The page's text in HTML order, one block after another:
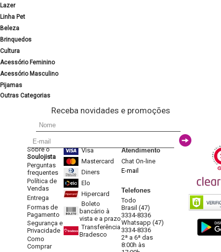
Lazer
Linha Pet
Beleza
Brinquedos
Cultura
Acessório Feminino
Acessório Masculino
Pijamas
Outras Categorias
Receba novidades e promoções
Sobre o
Soulojista
Perguntas
frequentes
Política de
Vendas
Entrega
Formas de
Pagamento
Segurança e
Privacidade
Como
Comprar
Visa
Mastercard
Diners
Elo
Hipercard
Boleto
bancário à
vista e a prazo
Transferência
Bradesco
Atendimento
Chat On-line
E-mail
Telefones
Todo
Brasil (47)
3334-8336
Whatsapp (47)
3334-8336
2ª a 6ª das
8:00h às